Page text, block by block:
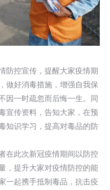
防控宣传，提醒大家疫情期
做好消毒措施，增强自我保
因一时疏忽而后悔一生。同
宣传资料，告知大家，在预
知识学习，提高对毒品的防
在此次新冠疫情期间以防控
，提升大家对疫情防控的能
一起携手抵制毒品，抗击疫